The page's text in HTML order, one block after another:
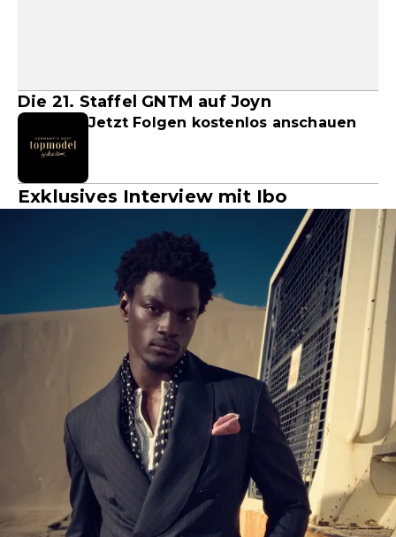
Die 21. Staffel GNTM auf Joyn
Jetzt Folgen kostenlos anschauen
Exklusives Interview mit Ibo